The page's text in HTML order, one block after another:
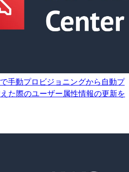
手動プロビジョニングから自動プ
た際のユーザー属性情報の更新を